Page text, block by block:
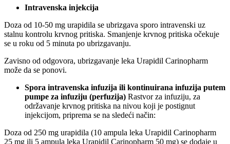
Intravenska injekcija
Doza od 10-50 mg urapidila se ubrizgava sporo intravenski uz
stalnu kontrolu krvnog pritiska. Smanjenje krvnog pritiska očekuje
se u roku od 5 minuta po ubrizgavanju.
Zavisno od odgovora, ubrizgavanje leka Urapidil Carinopharm
može da se ponovi.
Spora intravenska infuzija ili kontinuirana infuzija putem
pumpe za infuziju (perfuzija) Rastvor za infuziju, za
održavanje krvnog pritiska na nivou koji je postignut
injekcijom, priprema se na sledeći način:
Doza od 250 mg urapidila (10 ampula leka Urapidil Carinopharm
25 mg ili 5 ampula leka Urapidil Carinopharm 50 mg) se dodaje u